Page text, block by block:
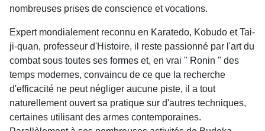
nombreuses prises de conscience et vocations.
Expert mondialement reconnu en Karatedo, Kobudo et Tai-
ji-quan, professeur d'Histoire, il reste passionné par l'art du
combat sous toutes ses formes et, en vrai " Ronin " des
temps modernes, convaincu de ce que la recherche
d'efficacité ne peut négliger aucune piste, il a tout
naturellement ouvert sa pratique sur d'autres techniques,
certaines utilisant des armes contemporaines.